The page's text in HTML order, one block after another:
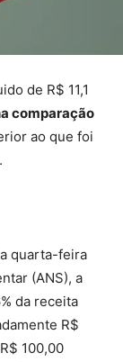
de R$ 11,1
comparação
ao que foi
quarta-feira
(ANS), a
da receita
R$
100,00